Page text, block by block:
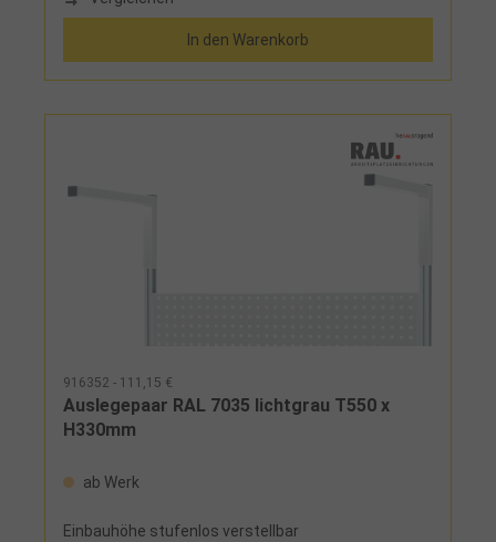
In den Warenkorb
916352 - 111,15 €
Auslegepaar RAL 7035 lichtgrau T550 x
H330mm
ab Werk
Einbauhöhe stufenlos verstellbar